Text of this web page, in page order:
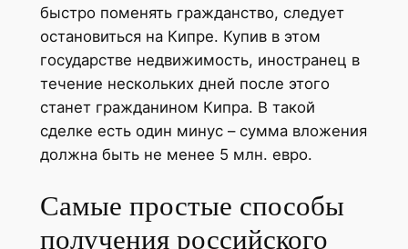
быстро поменять гражданство, следует
остановиться на Кипре. Купив в этом
государстве недвижимость, иностранец в
течение нескольких дней после этого
станет гражданином Кипра. В такой
сделке есть один минус – сумма вложения
должна быть не менее 5 млн. евро.
Самые простые способы
получения российского